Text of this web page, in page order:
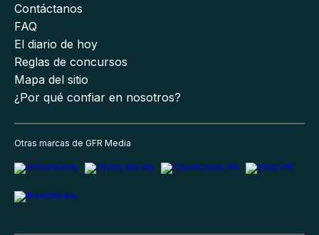
Contáctanos
FAQ
El diario de hoy
Reglas de concursos
Mapa del sitio
¿Por qué confiar en nosotros?
Otras marcas de GFR Media